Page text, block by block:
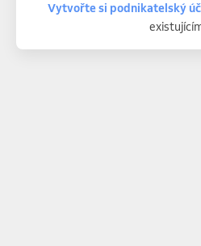
Vytvořte si podnikatelský